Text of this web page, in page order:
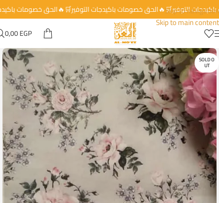
Skip to navigation
Skip to main content
التوفير🛒🔥الحق خصومات باكيدجات التوفير🛒🔥الحق خصومات
0,00EGP
SOLD O
UT